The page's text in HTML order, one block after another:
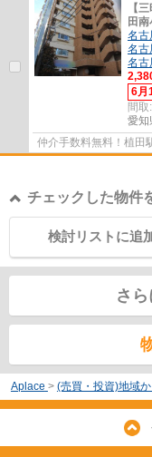
【
田
名古
名古
名古
6月
間取:
愛知
仲介手数料無料！植田
チェックした物件
検討リストに追
さ
Aplace > (売買・投資)地域